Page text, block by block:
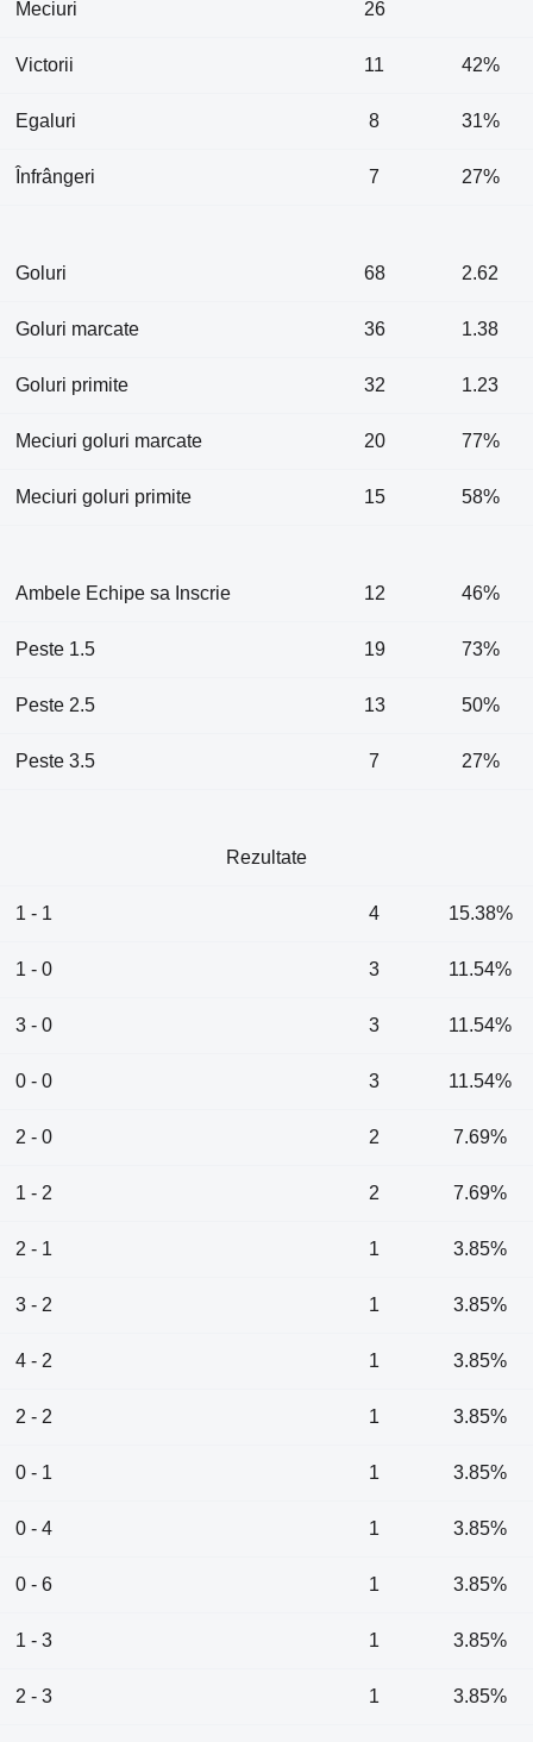
Meciuri 26
Victorii 11 42%
Egaluri 8 31%
Înfrângeri 7 27%
Goluri 68 2.62
Goluri marcate 36 1.38
Goluri primite 32 1.23
Meciuri goluri marcate 20 77%
Meciuri goluri primite 15 58%
Ambele Echipe sa Inscrie 12 46%
Peste 1.5 19 73%
Peste 2.5 13 50%
Peste 3.5 7 27%
Rezultate
1 - 1 4 15.38%
1 - 0 3 11.54%
3 - 0 3 11.54%
0 - 0 3 11.54%
2 - 0 2 7.69%
1 - 2 2 7.69%
2 - 1 1 3.85%
3 - 2 1 3.85%
4 - 2 1 3.85%
2 - 2 1 3.85%
0 - 1 1 3.85%
0 - 4 1 3.85%
0 - 6 1 3.85%
1 - 3 1 3.85%
2 - 3 1 3.85%